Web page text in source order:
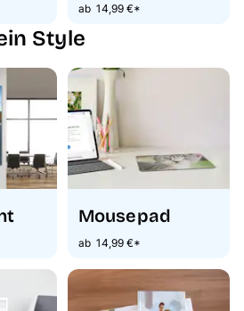
ab 14,99 €*
Style
Mousepad
ab 14,99 €*